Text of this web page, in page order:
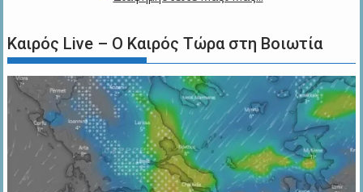
Καιρός Live – Ο Καιρός Τώρα στη Βοιωτία